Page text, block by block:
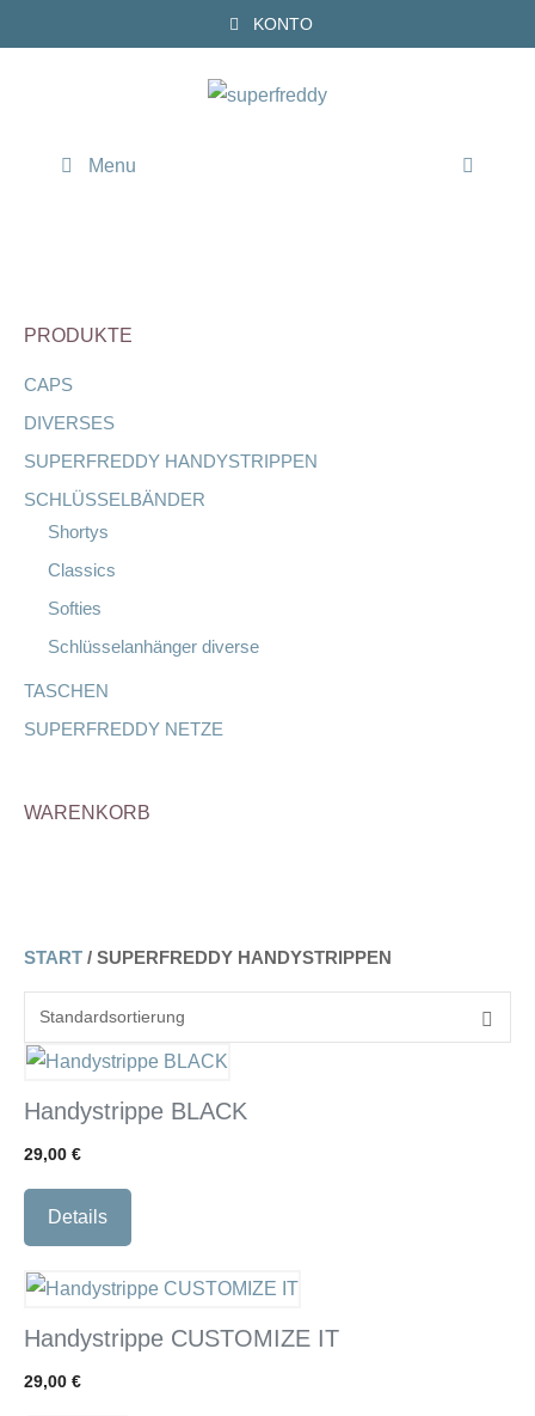
Inhalt
KONTO
Menu
START / SUPERFREDDY HANDYSTRIPPEN
Handystrippe BLACK
29,00 €
Details
Handystrippe CUSTOMIZE IT
29,00 €
PRODUKTE
CAPS
DIVERSES
SUPERFREDDY HANDYSTRIPPEN
SCHLÜSSELBÄNDER
Shortys
Classics
Softies
Schlüsselanhänger diverse
TASCHEN
SUPERFREDDY NETZE
WARENKORB